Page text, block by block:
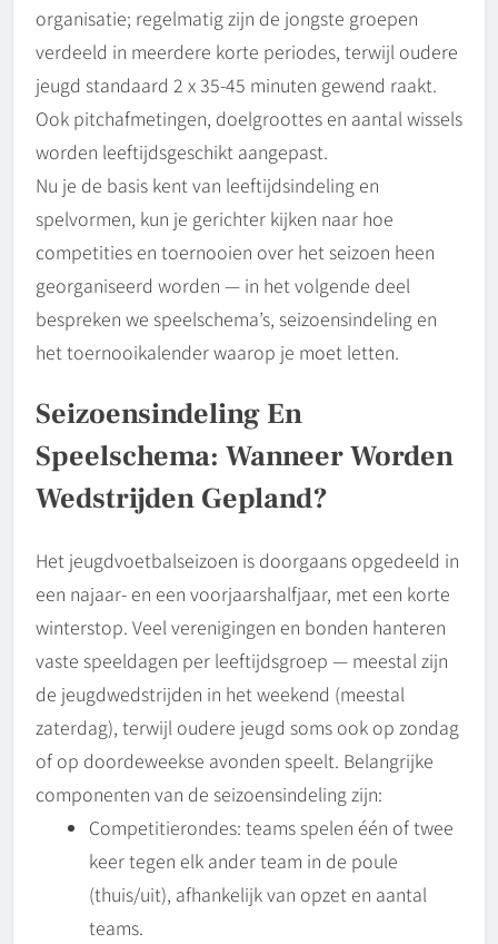
organisatie; regelmatig zijn de jongste groepen
verdeeld in meerdere korte periodes, terwijl oudere
jeugd standaard 2 x 35-45 minuten gewend raakt.
Ook pitchafmetingen, doelgroottes en aantal wissels
worden leeftijdsgeschikt aangepast.
Nu je de basis kent van leeftijdsindeling en
spelvormen, kun je gerichter kijken naar hoe
competities en toernooien over het seizoen heen
georganiseerd worden — in het volgende deel
bespreken we speelschema’s, seizoensindeling en
het toernooikalender waarop je moet letten.
Seizoensindeling En
Speelschema: Wanneer Worden
Wedstrijden Gepland?
Het jeugdvoetbalseizoen is doorgaans opgedeeld in
een najaar- en een voorjaarshalfjaar, met een korte
winterstop. Veel verenigingen en bonden hanteren
vaste speeldagen per leeftijdsgroep — meestal zijn
de jeugdwedstrijden in het weekend (meestal
zaterdag), terwijl oudere jeugd soms ook op zondag
of op doordeweekse avonden speelt. Belangrijke
componenten van de seizoensindeling zijn:
Competitierondes: teams spelen één of twee
keer tegen elk ander team in de poule
(thuis/uit), afhankelijk van opzet en aantal
teams.